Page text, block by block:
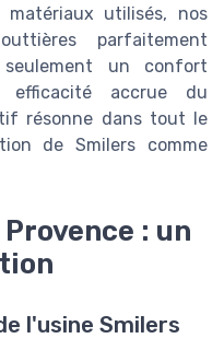
utilisés, nos
parfaitement
un confort
efficacité accrue du
résonne dans tout le
de Smilers comme
: un
l'usine Smilers